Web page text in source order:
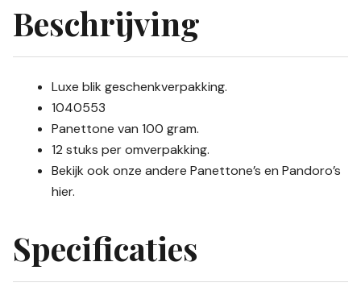
Beschrijving
Luxe blik geschenkverpakking.
1040553
Panettone van 100 gram.
12 stuks per omverpakking.
Bekijk ook onze andere Panettone’s en Pandoro’s
hier.
Specificaties